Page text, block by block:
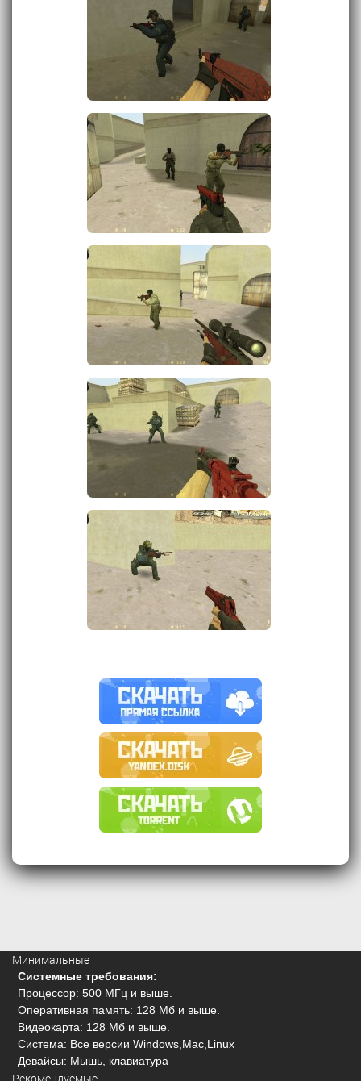
Минимальные
Системные требования:
Процессор: 500 МГц и выше.
Оперативная память: 128 Мб и выше.
Видеокарта: 128 Мб и выше.
Система: Все версии Windows,Mac,Linux
Девайсы: Мышь, клавиатура